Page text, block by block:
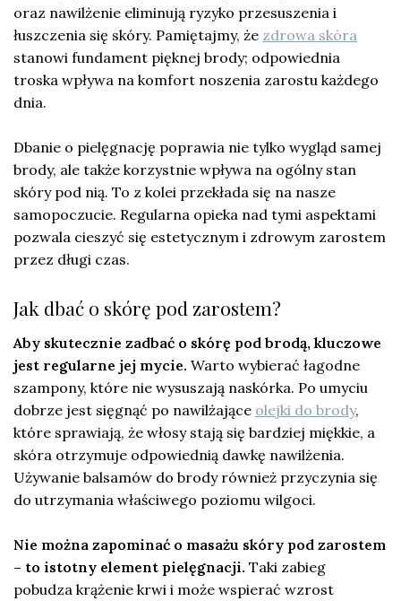
oraz nawilżenie eliminują ryzyko przesuszenia i
łuszczenia się skóry. Pamiętajmy, że zdrowa skóra
stanowi fundament pięknej brody; odpowiednia
troska wpływa na komfort noszenia zarostu każdego
dnia.
Dbanie o pielęgnację poprawia nie tylko wygląd samej
brody, ale także korzystnie wpływa na ogólny stan
skóry pod nią. To z kolei przekłada się na nasze
samopoczucie. Regularna opieka nad tymi aspektami
pozwala cieszyć się estetycznym i zdrowym zarostem
przez długi czas.
Jak dbać o skórę pod zarostem?
Aby skutecznie zadbać o skórę pod brodą, kluczowe
jest regularne jej mycie. Warto wybierać łagodne
szampony, które nie wysuszają naskórka. Po umyciu
dobrze jest sięgnąć po nawilżające olejki do brody,
które sprawiają, że włosy stają się bardziej miękkie, a
skóra otrzymuje odpowiednią dawkę nawilżenia.
Używanie balsamów do brody również przyczynia się
do utrzymania właściwego poziomu wilgoci.
Nie można zapominać o masażu skóry pod zarostem
– to istotny element pielęgnacji. Taki zabieg
pobudza krążenie krwi i może wspierać wzrost